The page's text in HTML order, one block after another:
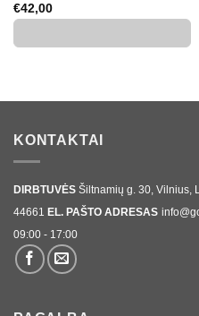
€42,00
KONTAKTAI
DIRBTUVĖS Šiltnamių g. 30, Vilnius,
44661 EL. PAŠTO ADRESAS
09:00 - 17:00